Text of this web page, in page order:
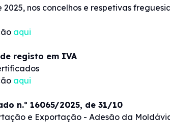
nos concelhos e respetivas
aqui
registo em IVA
aqui
n.º 16065/2025, de 31/10
e Exportação - Adesão da